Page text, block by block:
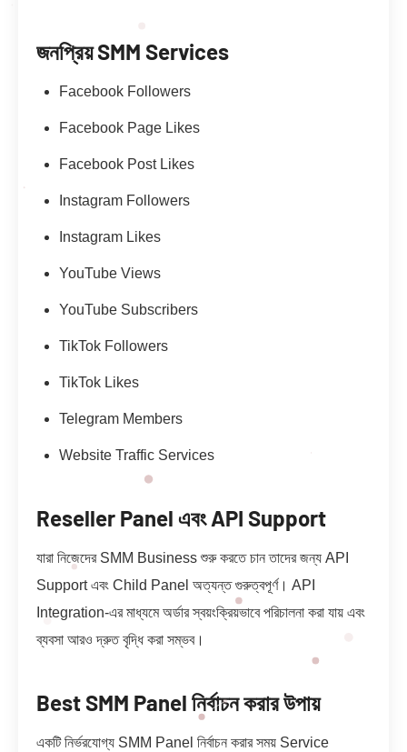
জনপ্রিয় SMM Services
Facebook Followers
Facebook Page Likes
Facebook Post Likes
Instagram Followers
Instagram Likes
YouTube Views
YouTube Subscribers
TikTok Followers
TikTok Likes
Telegram Members
Website Traffic Services
Reseller Panel এবং API Support
যারা নিজেদের SMM Business শুরু করতে চান তাদের জন্য API
Support এবং Child Panel অত্যন্ত গুরুত্বপূর্ণ। API
Integration-এর মাধ্যমে অর্ডার স্বয়ংক্রিয়ভাবে পরিচালনা করা যায় এবং
ব্যবসা আরও দ্রুত বৃদ্ধি করা সম্ভব।
Best SMM Panel নির্বাচন করার উপায়
একটি নির্ভরযোগ্য SMM Panel নির্বাচন করার সময় Service